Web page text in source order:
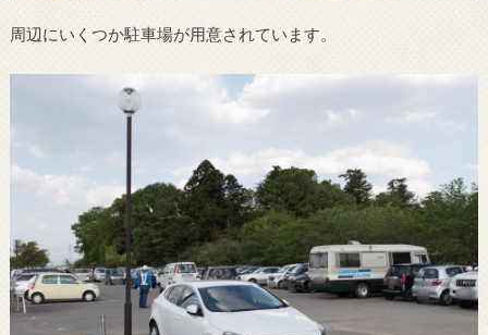
周辺にいくつか駐車場が用意されています。